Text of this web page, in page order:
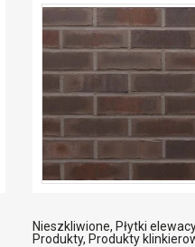
Nieszkliwione, Płytki
Produkty, Produkty